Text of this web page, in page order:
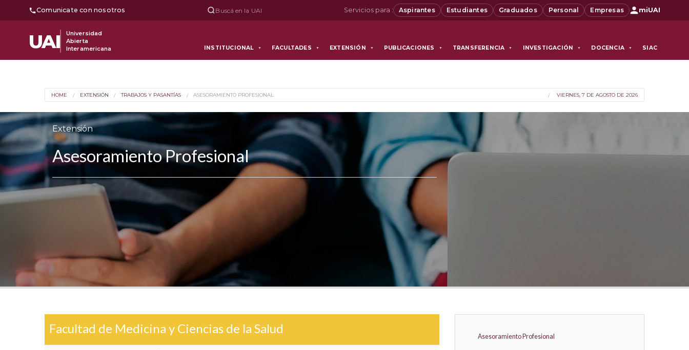
Comunicate con nosotros Buscá en la UAI Servicios para : Aspirantes Estudiantes Graduados Personal Empresas miUAI
UAI
Universidad
Abierta
Interamericana
INSTITUCIONAL ▼ FACULTADES ▼ EXTENSIÓN ▼ PUBLICACIONES ▼ TRANSFERENCIA ▼ INVESTIGACIÓN ▼ DOCENCIA ▼ SIAC
HOME EXTENSIÓN TRABAJOS Y PASANTÍAS ASESORAMIENTO PROFESIONAL VIERNES, 7 DE AGOSTO DE 2026
Extensión
Asesoramiento Profesional
Facultad de Medicina y Ciencias de la Salud
Asesoramiento Profesional